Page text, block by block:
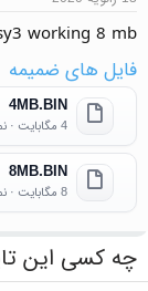
working 8 mb
فایل های ضمیمه
4MB.BIN
4 مگابایت · نمایش‌ها: 13
8MB.BIN
8 مگابایت · نمایش‌ها: 19
چه کسی این